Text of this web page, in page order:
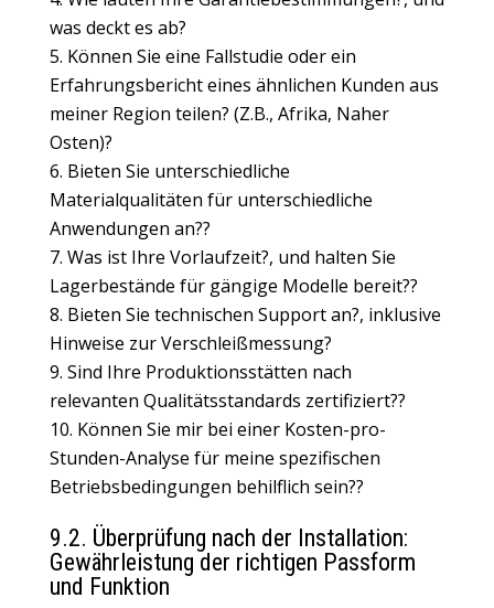
was deckt es ab?
Können Sie eine Fallstudie oder ein
Erfahrungsbericht eines ähnlichen Kunden aus
meiner Region teilen? (Z.B., Afrika, Naher
Osten)?
Bieten Sie unterschiedliche
Materialqualitäten für unterschiedliche
Anwendungen an??
Was ist Ihre Vorlaufzeit?, und halten Sie
Lagerbestände für gängige Modelle bereit??
Bieten Sie technischen Support an?, inklusive
Hinweise zur Verschleißmessung?
Sind Ihre Produktionsstätten nach
relevanten Qualitätsstandards zertifiziert??
Können Sie mir bei einer Kosten-pro-
Stunden-Analyse für meine spezifischen
Betriebsbedingungen behilflich sein??
9.2. Überprüfung nach der Installation:
Gewährleistung der richtigen Passform
und Funktion